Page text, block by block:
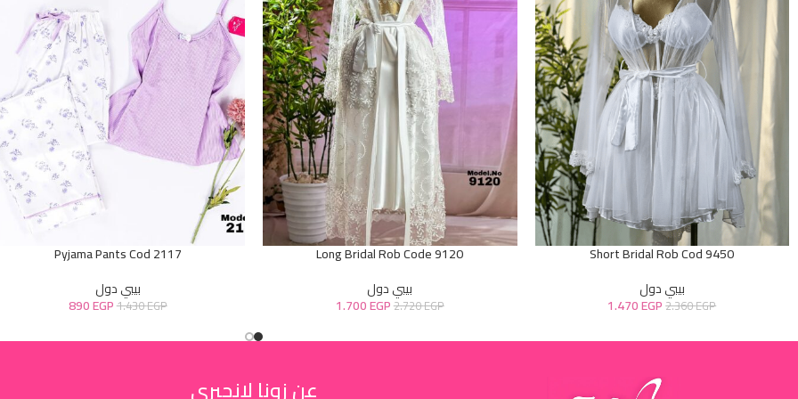
Short Bridal Rob Cod 9450
بيبي دول
2.360EGP
1.470EGP
Long Bridal Rob Code 9120
بيبي دول
2.720EGP
1.700EGP
Pyjama Pants Cod 2117
بيبي دول
1.430EGP
890EGP
عن زونا لانجيري